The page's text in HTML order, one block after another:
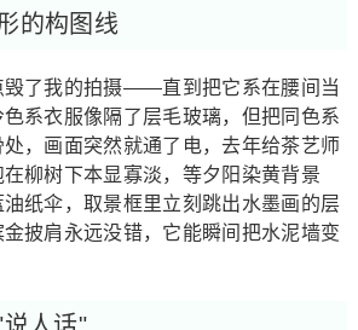
的构图线
毁了我的拍摄——直到把它系在腰间当
系衣服像隔了层毛玻璃，但把同色系
，画面突然就通了电，去年给茶艺师
柳树下本显寡淡，等夕阳染黄背景
纸伞，取景框里立刻跳出水墨画的层
披肩永远没错，它能瞬间把水泥墙变